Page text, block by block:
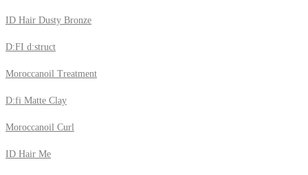
ID Hair Dusty Bronze
D:FI d:struct
Moroccanoil Treatment
D:fi Matte Clay
Moroccanoil Curl
ID Hair Me